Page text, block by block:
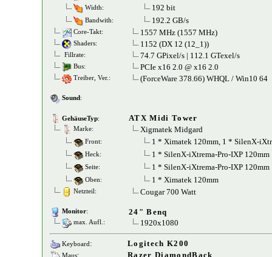
Width: 192 bit
Bandwith: 192.2 GB/s
Core-Takt: 1557 MHz (1557 MHz)
Shaders: 1152 (DX 12 (12_1))
Fillrate: 74.7 GPixel/s | 112.1 GTexel/s
Bus: PCIe x16 2.0 @ x16 2.0
Treiber, Ver.: (ForceWare 378.66) WHQL / Win10 64
Sound:
GehäuseTyp: ATX Midi Tower
Marke: Xigmatek Midgard
Front: 1 * Ximatek 120mm, 1 * SilenX-
Heck: 1 * SilenX-iXtrema-Pro-IXP 120mm
Seite: 1 * SilenX-iXtrema-Pro-IXP 120mm
Oben: 1 * Ximatek 120mm
Netzteil: Cougar 700 Watt
Monitor: 24" Benq
max. Aufl.: 1920x1080
Keyboard: Logitech K200
: Razer DiamondBack